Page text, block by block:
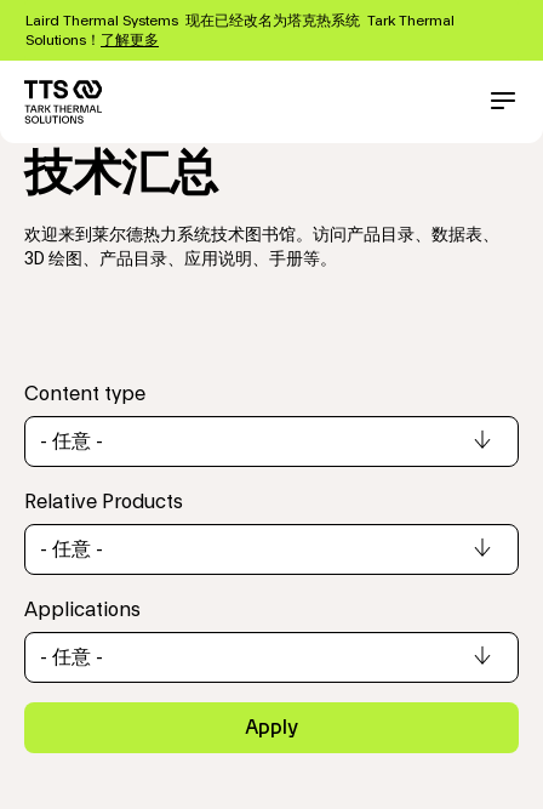
到
Laird Thermal Systems 现在已经改名为塔克热系统 Tark Thermal
Solutions！ 了解更多
技术汇总
欢迎来到莱尔德热力系统技术图书馆。访问产品目录、数据表、
3D 绘图、产品目录、应用说明、手册等。
Content type
Relative Products
Applications
Apply